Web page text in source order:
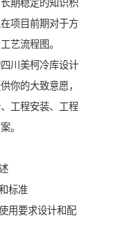
期稳定的知识积
项目前期对于方
艺流程图。
川美柯冷库设计
你的大致意愿，
工程安装、工程
。
标准
用要求设计和配